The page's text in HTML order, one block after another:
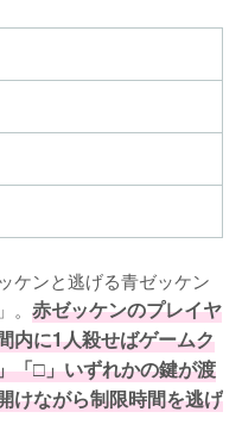
ケンと逃げる青ゼッケン
赤ゼッケンのプレイヤ
内に1人殺せばゲームク
□」いずれかの鍵が渡
けながら制限時間を逃げ